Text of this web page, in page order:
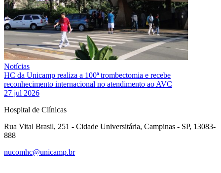
Notícias
HC da Unicamp realiza a 100ª trombectomia e recebe
reconhecimento internacional no atendimento ao AVC
27 jul 2026
Hospital de Clínicas
Rua Vital Brasil, 251 - Cidade Universitária, Campinas - SP, 13083-
888
nucomhc@unicamp.br